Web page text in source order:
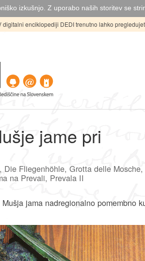
izkušnjo. Z uporabo naših storitev se
digitalni enciklopediji DEDI trenutno lahko
jame pri
Die Fliegenhöhle, Grotta delle
na Prevali, Prevala II
jama nadregionalno pomembno